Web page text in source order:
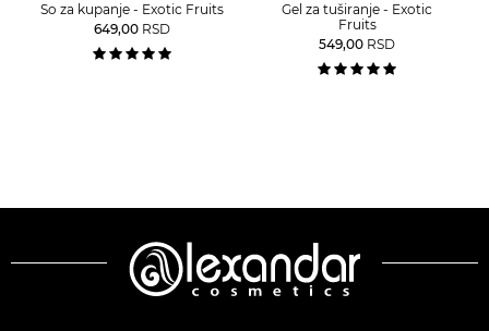
So za kupanje - Exotic Fruits
649,00 RSD
Gel za tuširanje - Exotic
Fruits
549,00 RSD